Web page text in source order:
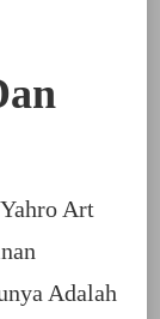
Art
Adalah